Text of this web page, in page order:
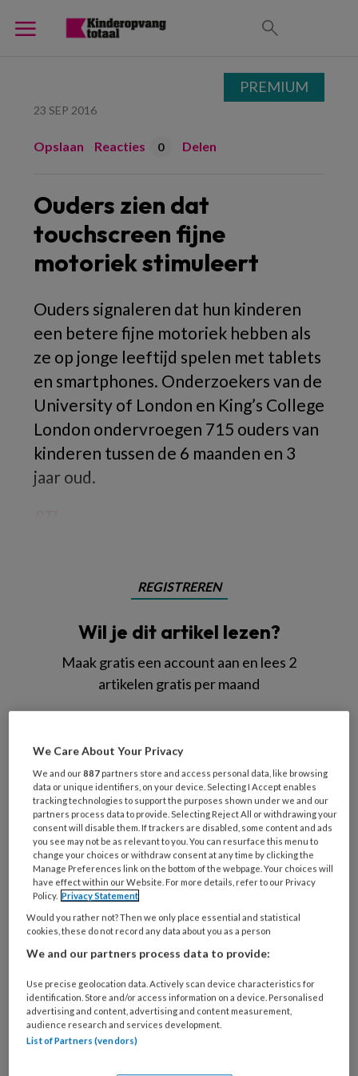
23 SEP 2016
Opslaan Reacties 0 Delen
Ouders zien dat
touchscreen fijne
motoriek stimuleert
Ouders signaleren dat hun kinderen
een betere fijne motoriek hebben als
ze op jonge leeftijd spelen met tablets
en smartphones. Onderzoekers van de
University of London en King’s College
London ondervroegen 715 ouders van
kinderen tussen de 6 maanden en 3
jaar oud.
REGISTREREN
Wil je dit artikel lezen?
Maak gratis een account aan en lees 2
artikelen gratis per maand
Wat
is
je
e-
mailadres?
* *
Kies
je
wachtwoord* *
Kies
je
functie *
Bij
welke
organisatie
werk
je?
Untitled
Ontvang 2x per week de
PREMIUM
We Care About Your Privacy
We and our887 partners store and access personal data, like browsing
data or unique identifiers, on your device. Selecting I Accept enables
tracking technologies to support the purposes shown under we and our
partners process data to provide. Selecting Reject All or withdrawing your
consent will disable them. If trackers are disabled, some content and ads
you see may not be as relevant to you. You can resurface this menu to
change your choices or withdraw consent at any time by clicking the
Manage Preferences link on the bottom of the webpage. Your choices will
have effect within our Website. For more details, refer to our Privacy
Policy. Privacy Statement
Would you rather not? Then we only place essential and statistical
cookies, these do not record any data about you as a person
We and our partners process data to provide:
Use precise geolocation data. Actively scan device characteristics for
identification. Store and/or access information on a device. Personalised
advertising and content, advertising and content measurement,
audience research and services development.
List of Partners (vendors)